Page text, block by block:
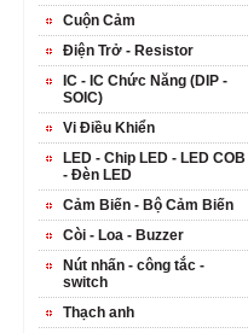
Cuộn Cảm
Điện Trở - Resistor
IC - IC Chức Năng (DIP -
SOIC)
Vi Điều Khiển
LED - Chip LED - LED COB
- Đèn LED
Cảm Biến - Bộ Cảm Biến
Còi - Loa - Buzzer
Nút nhấn - công tắc -
switch
Thạch anh